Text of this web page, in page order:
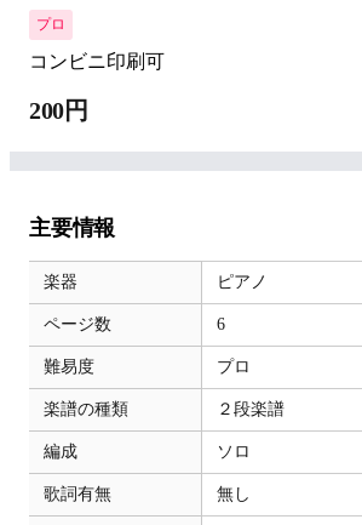
プロ
コンビニ印刷可
200円
主要情報
楽器 ピアノ
ページ数 6
難易度 プロ
楽譜の種類 ２段楽譜
編成 ソロ
歌詞有無 無し